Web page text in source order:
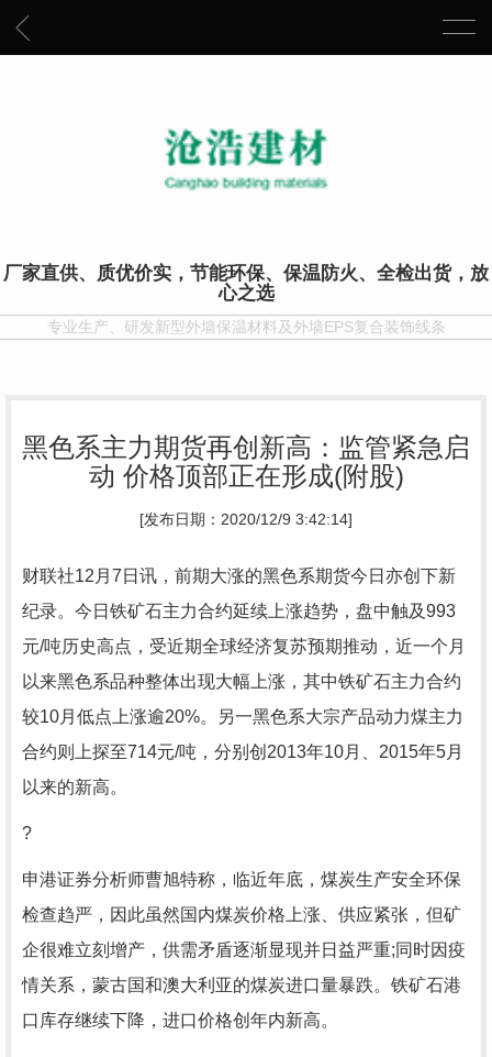
厂家直供、质优价实，节能环保、保温防火、全检出货，放
心之选
专业生产、研发新型外墙保温材料及外墙EPS复合装饰线条
黑色系主力期货再创新高：监管紧急启
动 价格顶部正在形成(附股)
[发布日期：2020/12/9 3:42:14]
财联社12月7日讯，前期大涨的黑色系期货今日亦创下新
纪录。今日铁矿石主力合约延续上涨趋势，盘中触及993
元/吨历史高点，受近期全球经济复苏预期推动，近一个月
以来黑色系品种整体出现大幅上涨，其中铁矿石主力合约
较10月低点上涨逾20%。另一黑色系大宗产品动力煤主力
合约则上探至714元/吨，分别创2013年10月、2015年5月
以来的新高。
?
申港证券分析师曹旭特称，临近年底，煤炭生产安全环保
检查趋严，因此虽然国内煤炭价格上涨、供应紧张，但矿
企很难立刻增产，供需矛盾逐渐显现并日益严重;同时因疫
情关系，蒙古国和澳大利亚的煤炭进口量暴跌。铁矿石港
口库存继续下降，进口价格创年内新高。